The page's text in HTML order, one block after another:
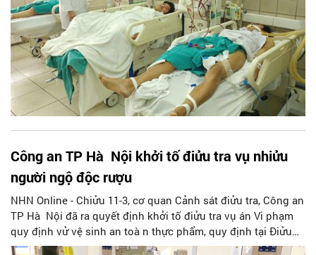
Công an TP Hà Nội khởi tố điửu tra vụ nhiửu
người ngộ độc rượu
NHN Online - Chiửu 11-3, cơ quan Cảnh sát điửu tra, Công an
TP Hà Nội đã ra quyết định khởi tố điửu tra vụ án Vi phạm
quy định vử vệ sinh an toà n thực phẩm, quy định tại Điửu
244 Bộ luật Hình sự.